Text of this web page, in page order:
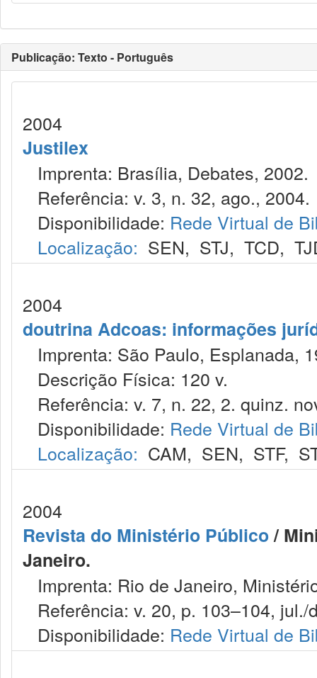
Publicação: Texto - Português
2004
Justilex
Imprenta: Brasília, Debates, 2002.
Referência: v. 3, n. 32, ago., 2004.
Disponibilidade: Rede Virtual de
Localização: SEN, STJ, TCD,
2004
doutrina Adcoas: informações
Imprenta: São Paulo, Esplanada,
Descrição Física: 120 v.
Referência: v. 7, n. 22, 2. quinz.
Disponibilidade: Rede Virtual de
Localização: CAM, SEN, STF,
2004
Revista do Ministério Público/
Janeiro.
Imprenta: Rio de Janeiro,
Referência: v. 20, p. 103–104, jul./
Disponibilidade: Rede Virtual de